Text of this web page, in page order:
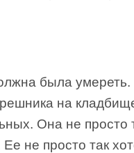
была умереть.
на
Она не просто
не просто так